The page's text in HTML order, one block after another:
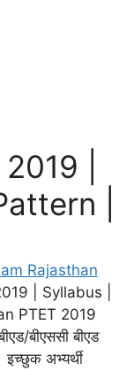
|
|
Rajasthan
| Syllabus |
PTET 2019
बीएससी बीएड
अभ्यर्थी